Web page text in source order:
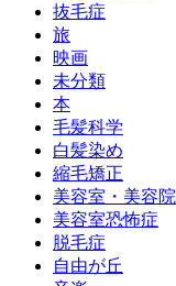
抜毛症
旅
映画
未分類
本
毛髪科学
白髪染め
縮毛矯正
美容室・美容院
美容室恐怖症
脱毛症
自由が丘